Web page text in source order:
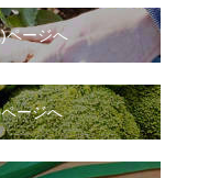
ページへ
ージへ